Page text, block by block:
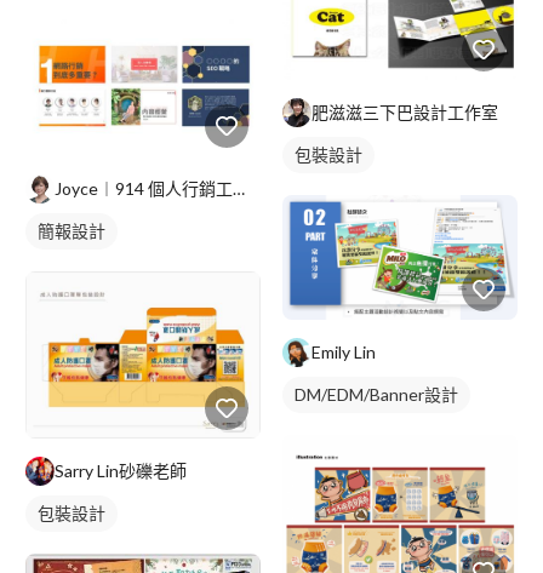
Joyce︱914 個人行銷工作室
簡報設計
Sarry Lin砂礫老師
包裝設計
肥滋滋三下巴設計工作室
包裝設計
Emily Lin
DM/EDM/Banner設計